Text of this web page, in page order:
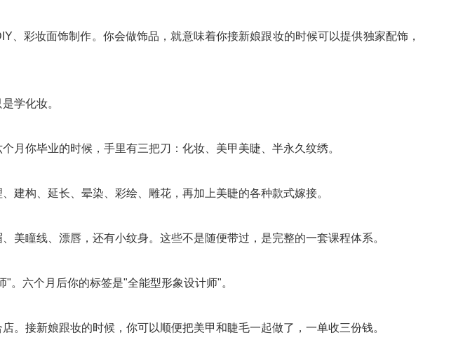
、彩妆面饰制作。你会做饰品，就意味着你接新娘跟妆的时候可以提供独家配饰，
学化妆。
月你毕业的时候，手里有三把刀：化妆、美甲美睫、半永久纹绣。
建构、延长、晕染、彩绘、雕花，再加上美睫的各种款式嫁接。
美瞳线、漂唇，还有小纹身。这些不是随便带过，是完整的一套课程体系。
。六个月后你的标签是"全能型形象设计师"。
。接新娘跟妆的时候，你可以顺便把美甲和睫毛一起做了，一单收三份钱。